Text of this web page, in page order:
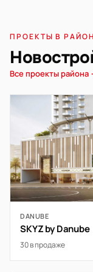
ПРОЕКТЫ В
Все проекты района
DANUBE
SKYZ by Danube
30 в продаже